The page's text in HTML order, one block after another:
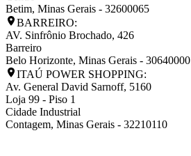
Betim, Minas Gerais - 32600065
BARREIRO:
AV. Sinfrônio Brochado, 426
Barreiro
Belo Horizonte, Minas Gerais - 30640000
ITAÚ POWER SHOPPING:
Av. General David Sarnoff, 5160
Loja 99 - Piso 1
Cidade Industrial
Contagem, Minas Gerais - 32210110